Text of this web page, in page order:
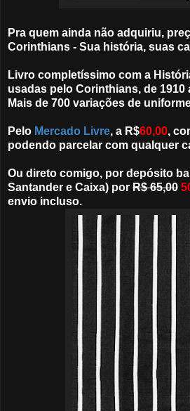
Pra quem ainda não adquiriu,
Corinthians - Sua história, suas
Livro completíssimo com a
usadas pelo Corinthians, de 1910
Mais de 700 variações de
Pelo Mercado Livre, a R$60,00,
podendo parcelar com qualquer
Ou direto comigo, por depósito
Santander e Caixa) por R$ 65,00
envio incluso.